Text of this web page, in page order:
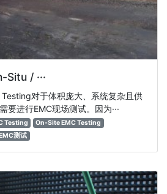
/ ···
对于体积庞大、系统复杂且供
要进行EMC现场测试。因为···
Testing
On-Site EMC Testing
测试